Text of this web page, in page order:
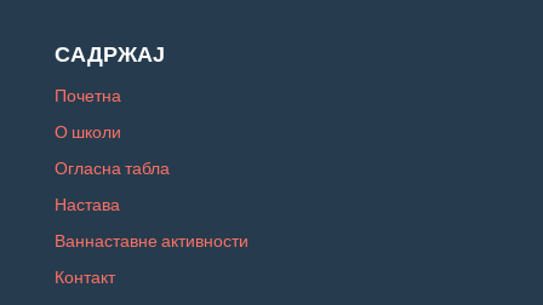
САДРЖАЈ
Почетна
О школи
Огласна табла
Настава
Ваннаставне активности
Контакт